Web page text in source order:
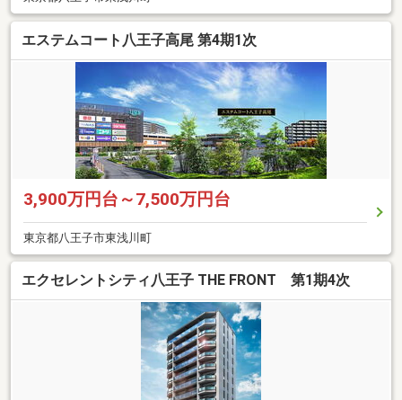
エステムコート八王子高尾 第4期1次
3,900万円台～7,500万円台
東京都八王子市東浅川町
エクセレントシティ八王子 THE FRONT 第1期4次